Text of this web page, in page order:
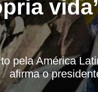
pela América
afirma o